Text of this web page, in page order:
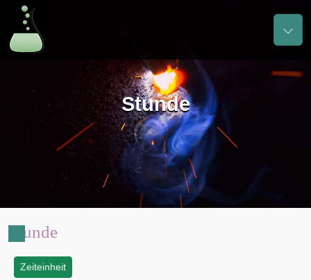
Stunde
Stunde
Zeiteinheit